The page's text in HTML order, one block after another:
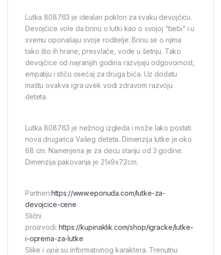
Lutka 808763 je idealan poklon za svaku devojčicu.
Devojčice vole da brinu o lutki kao o svojoj “bebi” i u
svemu oponašaju svoje roditelje. Brinu se o njima
tako što ih hrane, presvlače, vode u šetnju. Tako
devojčice od najranijih godina razvijaju odgovornost,
empatiju i stiču osećaj za druga bića. Uz dodatu
maštu ovakva igra uvek vodi zdravom razvoju
deteta.
Lutka 808763 je nežnog izgleda i može lako postati
nova drugarica Vašeg deteta. Dimenzija lutke je oko
68 cm. Namenjena je za decu stariju od 3 godine.
Dimenzija pakovanja je 21x9x72cm.
Partneri:https://www.eponuda.com/lutke-za-
devojcice-cene
Slični
proizvodi:https://kupinaklik.com/shop/igracke/lutke-
i-oprema-za-lutke
Slike i opissu informativnog karaktera. Trenutnu